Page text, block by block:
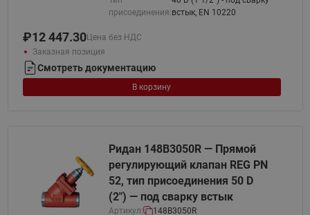
присоединения:встык, EN 10220
₽12 447.30Цена без НДС
Заказная позиция
Смотреть документацию
В корзину
Ридан 148B3050R — Прямой
регулирующий клапан REG PN
52, тип присоединения 50 D
(2") — под сварку встык
Артикул:
148B3050R